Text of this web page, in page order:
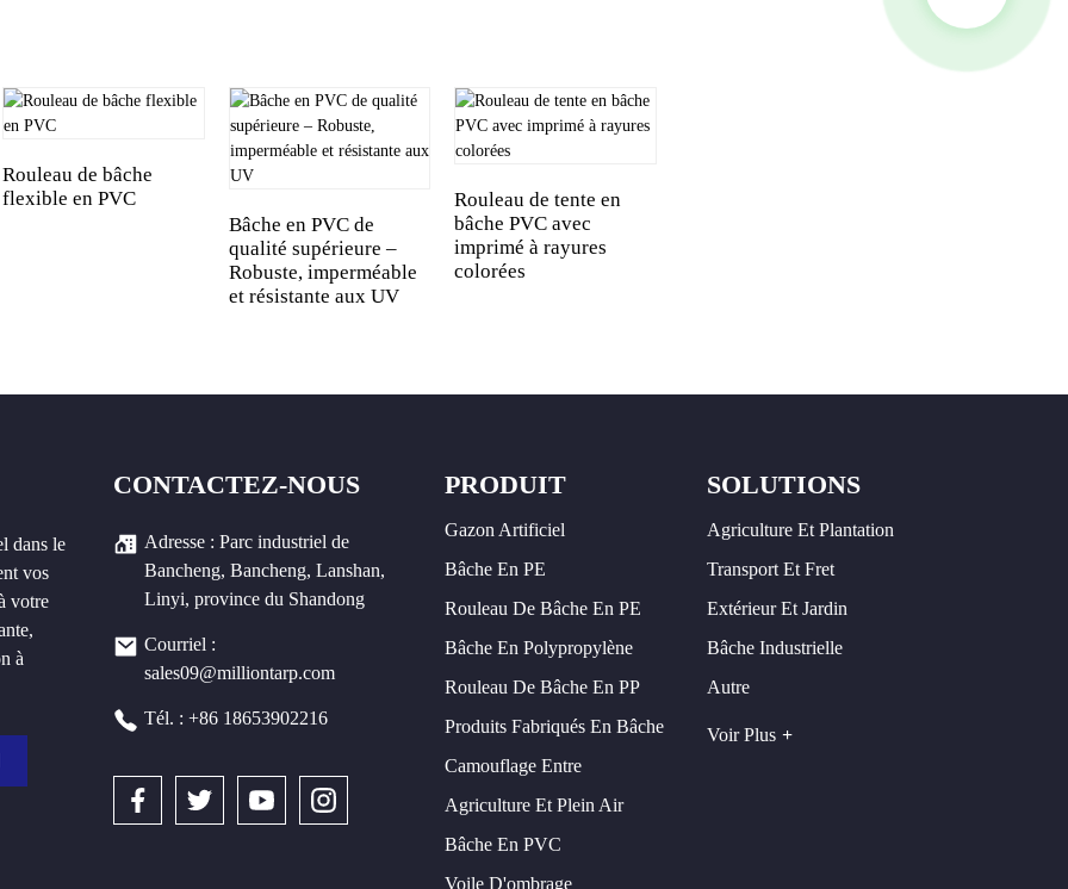
Rouleau de bâche
flexible en PVC
Bâche en PVC de
qualité supérieure –
Robuste, imperméable
et résistante aux UV
Rouleau de tente en
bâche PVC avec
imprimé à rayures
colorées
dans le
vos
votre
à
CONTACTEZ-NOUS
Adresse : Parc industriel de
Bancheng, Bancheng, Lanshan,
Linyi, province du Shandong
Courriel :
sales09@milliontarp.com
Tél. : +86 18653902216
PRODUIT
Gazon Artificiel
Bâche En PE
Rouleau De Bâche En PE
Bâche En Polypropylène
Rouleau De Bâche En PP
Produits Fabriqués En Bâche
Camouflage Entre
Agriculture Et Plein Air
Bâche En PVC
Voile D'ombrage
SOLUTIONS
Agriculture Et Plantation
Transport Et Fret
Extérieur Et Jardin
Bâche Industrielle
Autre
Voir Plus